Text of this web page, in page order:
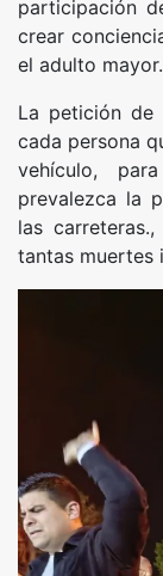
participación
crear
el adulto mayor.
La petición de
cada persona
vehículo,
prevalezca la
las
tantas muertes